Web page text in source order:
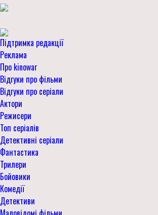
Підтримка редакції
Реклама
Про kinowar
Відгуки про фільми
Відгуки про серіали
Актори
Режисери
Топ серіалів
Детективні серіали
Фантастика
Трилери
Бойовики
Комедії
Детективи